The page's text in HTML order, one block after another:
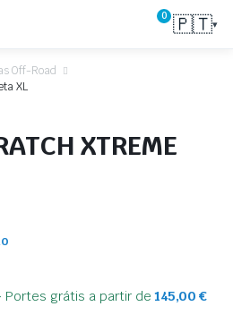
0 🇵🇹▾
Off-Road
XL
XTREME
Portes grátis a partir de145,00 €